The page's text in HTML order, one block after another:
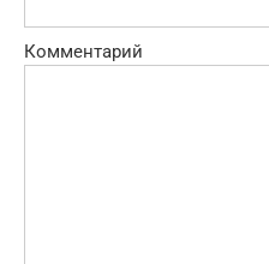
Комментарий